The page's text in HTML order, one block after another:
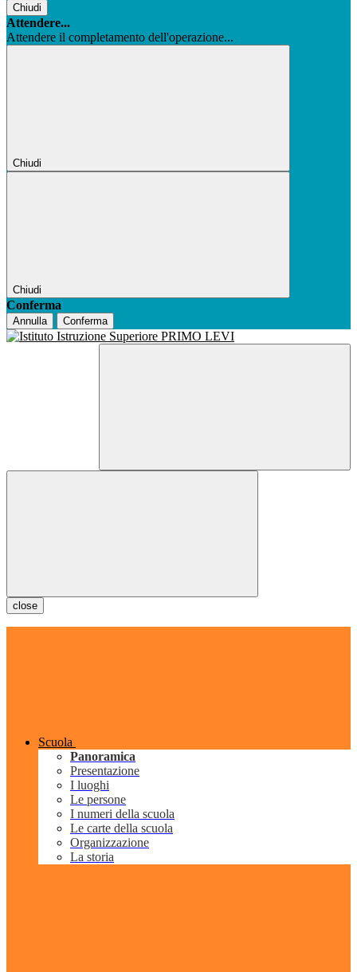
Chiudi
Attendere...
Attendere il completamento dell'operazione...
Chiudi
Chiudi
Conferma
Annulla Conferma
close
Scuola
Panoramica
Presentazione
I luoghi
Le persone
I numeri della scuola
Le carte della scuola
Organizzazione
La storia